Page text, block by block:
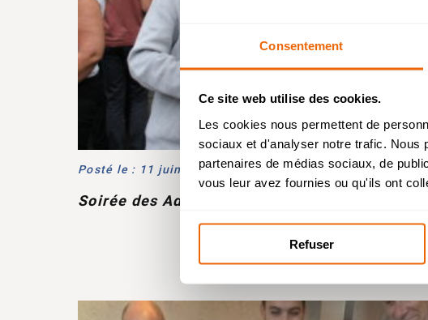
Consentement
Ce site web utilise des cookies.
Les cookies nous permettent de
sociaux et d'analyser notre trafic. Nous
partenaires de médias sociaux, de
vous leur avez fournies ou qu'ils ont
Refuser
Posté le : 11 juin 2026
Soirée des Admis – Mardi 30 juin
Bachelor
l’étude
Bachelor